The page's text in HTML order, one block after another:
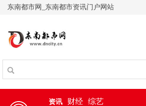
东南都市网_东南都市资讯门户网站
资讯 财经 综艺